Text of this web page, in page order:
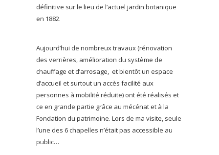
définitive sur le lieu de l’actuel jardin botanique
en 1882.
Aujourd’hui de nombreux travaux (rénovation
des verrières, amélioration du système de
chauffage et d’arrosage, et bientôt un espace
d’accueil et surtout un accès facilité aux
personnes à mobilité réduite) ont été réalisés et
ce en grande partie grâce au mécénat et à la
Fondation du patrimoine. Lors de ma visite, seule
l’une des 6 chapelles n’était pas accessible au
public…